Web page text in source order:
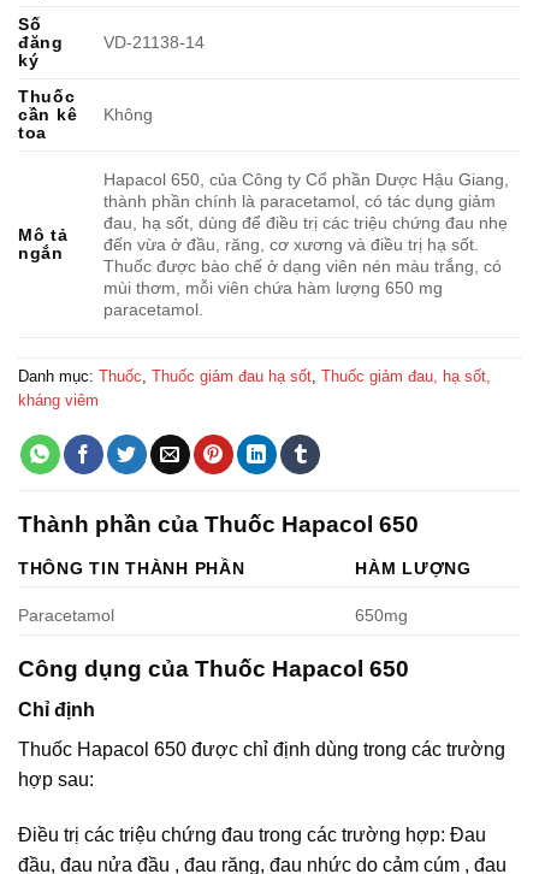
Số
đăng
ký
VD-21138-14
Thuốc
cần kê
toa
Không
Mô tả
ngắn
Hapacol 650, của Công ty Cổ phần Dược Hậu Giang,
thành phần chính là paracetamol, có tác dụng giảm
đau, hạ sốt, dùng để điều trị các triệu chứng đau nhẹ
đến vừa ở đầu, răng, cơ xương và điều trị hạ sốt.
Thuốc được bào chế ở dạng viên nén màu trắng, có
mùi thơm, mỗi viên chứa hàm lượng 650 mg
paracetamol.
Danh mục: Thuốc, Thuốc giảm đau hạ sốt, Thuốc giảm đau, hạ sốt,
kháng viêm
Thành phần của Thuốc Hapacol 650
THÔNG TIN THÀNH PHẦN HÀM LƯỢNG
Paracetamol 650mg
Công dụng của Thuốc Hapacol 650
Chỉ định
Thuốc Hapacol 650 được chỉ định dùng trong các trường
hợp sau:
Điều trị các triệu chứng đau trong các trường hợp: Đau
đầu, đau nửa đầu , đau răng, đau nhức do cảm cúm , đau